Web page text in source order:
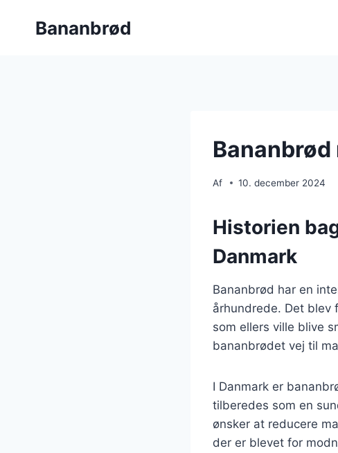
Bananbrød
Af 10. december 2024
Historien
Danmark
Bananbrød har en
århundrede. Det blev
som ellers ville blive
bananbrødet vej til
I Danmark er
tilberedes som en
ønsker at reducere
der er blevet for